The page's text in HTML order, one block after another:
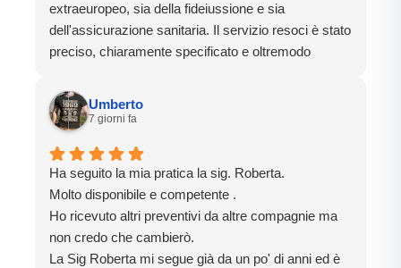
extraeuropeo, sia della fideiussione e sia
dell'assicurazione sanitaria. Il servizio resoci è stato
preciso, chiaramente specificato e oltremodo
delle pratiche sono passate soltanto 48 ore.
Efficientissimi. Un grazie speciale al sig. Betiel.
Umberto
7 giorni fa
Ha seguito la mia pratica la sig. Roberta.
Molto disponibile e competente .
Ho ricevuto altri preventivi da altre compagnie ma
non credo che cambierò.
La Sig Roberta mi segue già da un po' di anni ed è